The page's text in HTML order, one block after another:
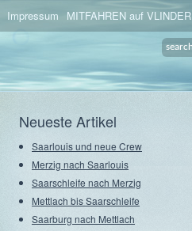
Impressum MITFAHREN auf VLINDER
Neueste Artikel
Saarlouis und neue Crew
Merzig nach Saarlouis
Saarschleife nach Merzig
Mettlach bis Saarschleife
Saarburg nach Mettlach